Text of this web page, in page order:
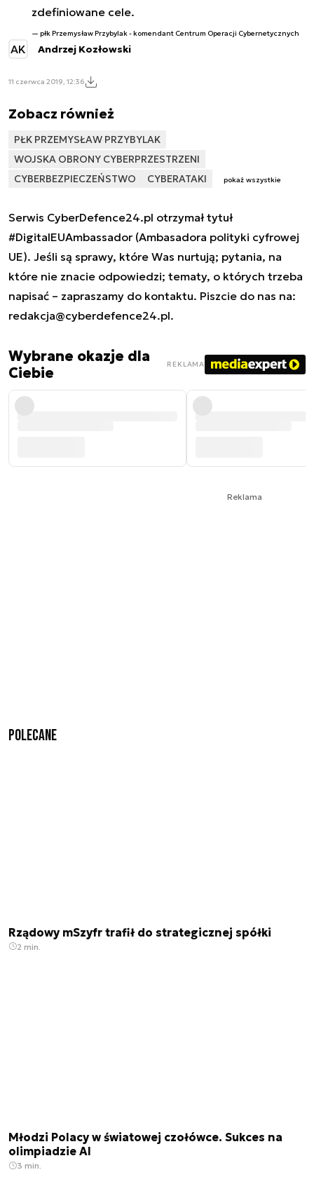
zdefiniowane cele.
płk Przemysław Przybylak - komendant Centrum Operacji Cybernetycznych
AK Andrzej Kozłowski
11 czerwca 2019, 12:36
Zobacz również
PŁK PRZEMYSŁAW PRZYBYLAK
WOJSKA OBRONY CYBERPRZESTRZENI
CYBERBEZPIECZEŃSTWO
CYBERATAKI pokaż wszystkie
Serwis CyberDefence24.pl otrzymał tytuł
#DigitalEUAmbassador (Ambasadora polityki cyfrowej
UE). Jeśli są sprawy, które Was nurtują; pytania, na
które nie znacie odpowiedzi; tematy, o których trzeba
napisać – zapraszamy do kontaktu. Piszcie do nas na:
redakcja@cyberdefence24.pl.
Wybrane okazje dla
Ciebie
REKLAMA
Reklama
Polecane
Rządowy mSzyfr trafił do strategicznej spółki
2 min.
Młodzi Polacy w światowej czołówce. Sukces na
olimpiadzie AI
3 min.